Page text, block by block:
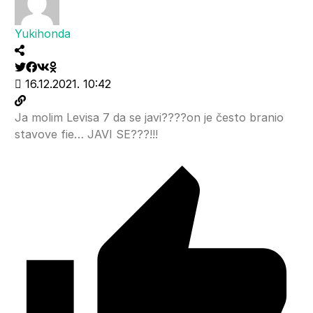
Yukihonda
16.12.2021. 10:42
Ja molim Levisa 7 da se javi????on je često branio
stavove fie… JAVI SE???!!!